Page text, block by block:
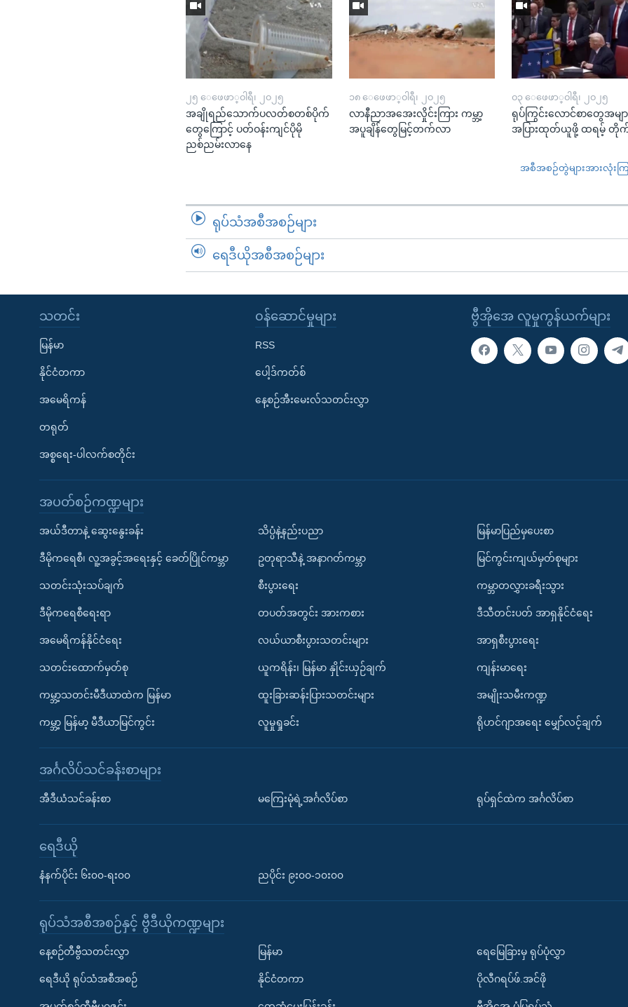
၂၅ ေဖေဖာ္၀ါရီ၊ ၂၀၂၅
အချိုရည်သောက်ပလတ်စတစ်ပိုက်
တွေကြောင့် ပတ်ဝန်းကျင်ပိုမို
ညစ်ညမ်းလာနေ
၁၈ ေဖေဖာ္၀ါရီ၊ ၂၀၂၅
လာနီညာအအေးလှိုင်းကြား ကမ္ဘာ့
အပူချိန်တွေမြင့်တက်လာ
၀၃ ေဖေဖာ္၀ါရီ၊ ၂၀၂၅
ရုပ်ကြွင်းလောင်စာတွေအမျာ
အပြားထုတ်ယူဖို့ ထရမ့် တို
အစီအစဉ်တွဲများအားလုံးက
ရုပ်သံအစီအစဉ်များ
ရေဒီယိုအစီအစဉ်များ
ဗွီအိုအေ လူမှုကွန်ယက်များ
သတင်း
မြန်မာ
နိုင်ငံတကာ
အမေရိကန်
တရုတ်
အစ္စရေး-ပါလက်စတိုင်း
၀န်ဆောင်မှုများ
RSS
ပေါ့ဒ်ကတ်စ်
နေ့စဉ်အီးမေးလ်သတင်းလွှာ
အပတ်စဉ်ကဏ္ဍများ
အယ်ဒီတာနဲ့ ဆွေးနွေးခန်း
ဒီမိုကရေစီ၊ လူ့အခွင့်အရေးနှင့် ခေတ်ပြိုင်ကမ္ဘာ
သတင်းသုံးသပ်ချက်
ဒီမိုကရေစီရေးရာ
အမေရိကန်နိုင်ငံရေး
သတင်းထောက်မှတ်စု
ကမ္ဘာ့သတင်းမီဒီယာထဲက မြန်မာ
ကမ္ဘာ့ မြန်မာ့ မီဒီယာမြင်ကွင်း
သိပ္ပံနဲ့နည်းပညာ
ဥတုရာသီနဲ့ အနာဂတ်ကမ္ဘာ
စီးပွားရေး
တပတ်အတွင်း အားကစား
လယ်ယာစီးပွားသတင်းများ
ယူကရိန်း၊ မြန်မာ နှိုင်းယှဉ်ချက်
ထူးခြားဆန်းပြားသတင်းများ
လူမှုရှုခင်း
မြန်မာပြည်မှပေးစာ
မြင်ကွင်းကျယ်မှတ်စုများ
ကမ္ဘာတလွှားခရီးသွား
ဒီသီတင်းပတ် အာရှနိုင်ငံရေး
အာရှစီးပွားရေး
ကျန်းမာရေး
အမျိုးသမီးကဏ္ဍ
ရိုဟင်ဂျာအရေး မျှော်လင့်ချက်
အင်္ဂလိပ်သင်ခန်းစာများ
အီဒီယံသင်ခန်းစာ မကြေးမုံရဲ့အင်္ဂလိပ်စာ ရုပ်ရှင်ထဲက အင်္ဂလိပ်စာ
ရေဒီယို
နံနက်ပိုင်း ၆း၀၀-ရး၀၀ ညပိုင်း ၉း၀၀-၁၀း၀၀
ရုပ်သံအစီအစဉ်နှင့် ဗွီဒီယိုကဏ္ဍများ
နေ့စဉ်တီဗွီသတင်းလွှာ
ရေဒီယို ရုပ်သံအစီအစဉ်
မြန်မာ
နိုင်ငံတကာ
ရေမြေခြားမှ ရုပ်ပုံလွှာ
ပိုလီဂရပ်ဖ်.အင်ဖို